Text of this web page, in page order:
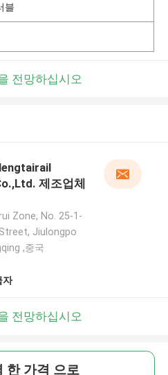
블
전망하십시오
제조업체
Zone, No. 25-1-
Jiulongpo
,중국
자
전망하십시오
한 가격 으로